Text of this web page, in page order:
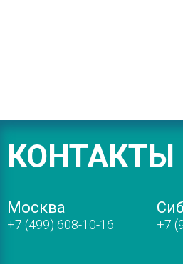
Москва
+7 (499) 608-10-16 +7